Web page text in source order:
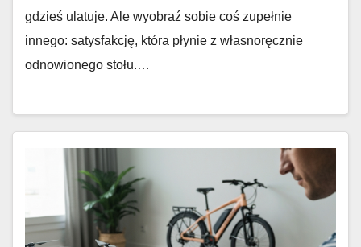
gdzieś ulatuje. Ale wyobraź sobie coś zupełnie
innego: satysfakcję, która płynie z własnoręcznie
odnowionego stołu.…